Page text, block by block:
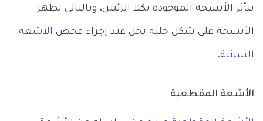
تتأثر الأنسجة الموجودة بكلا الرئتين، وبالتالي تظهر
الأنسجة على شكل خلية نحل عند إجراء فحص الأشعة
السينية.
الأشعة المقطعية